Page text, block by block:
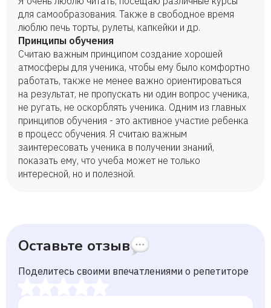
для самообразования. Также в свободное время
люблю печь торты, рулеты, капкейки и др.
Принципы обучения
Считаю важным принципом создание хорошей
атмосферы для ученика, чтобы ему было комфортно
работать, также не менее важно ориентироваться
на результат, не пропускать ни один вопрос ученика,
не ругать, не оскорблять ученика. Одним из главных
принципов обучения - это активное участие ребенка
в процесс обучения. Я считаю важным
заинтересовать ученика в получении знаний,
показать ему, что учеба может не только
интересной, но и полезной.
Оставьте отзыв
Поделитесь своими впечатлениями о репетиторе